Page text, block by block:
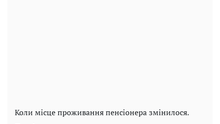
Коли місце проживання пенсіонера змінилося.